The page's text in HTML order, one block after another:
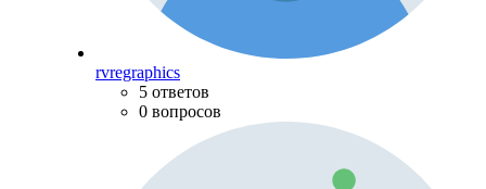
rvregraphics
5 ответов
0 вопросов